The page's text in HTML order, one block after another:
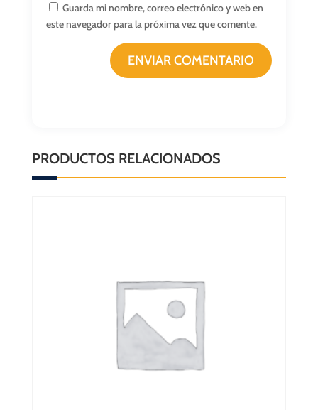
Guarda mi nombre, correo electrónico y web en
este navegador para la próxima vez que comente.
ENVIAR COMENTARIO
PRODUCTOS RELACIONADOS